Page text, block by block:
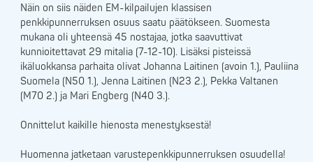
Näin on siis näiden EM-kilpailujen klassisen
penkkipunnerruksen osuus saatu päätökseen. Suomesta
mukana oli yhteensä 45 nostajaa, jotka saavuttivat
kunnioitettavat 29 mitalia (7-12-10). Lisäksi pisteissä
ikäluokkansa parhaita olivat Johanna Laitinen (avoin 1.), Pauliina
Suomela (N50 1.), Jenna Laitinen (N23 2.), Pekka Valtanen
(M70 2.) ja Mari Engberg (N40 3.).
Onnittelut kaikille hienosta menestyksestä!
Huomenna jatketaan varustepenkkipunnerruksen osuudella!